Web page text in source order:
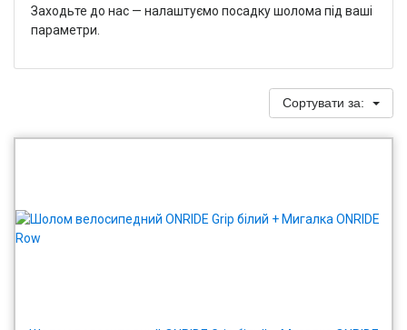
Заходьте до нас — налаштуємо посадку шолома під ваші
параметри.
Сортувати за: